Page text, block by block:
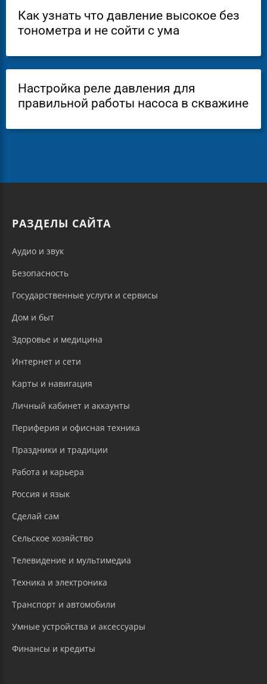
Как узнать что давление высокое без
тонометра и не сойти с ума
Настройка реле давления для
правильной работы насоса в скважине
РАЗДЕЛЫ САЙТА
Аудио и звук
Безопасность
Государственные услуги и сервисы
Дом и быт
Здоровье и медицина
Интернет и сети
Карты и навигация
Личный кабинет и аккаунты
Периферия и офисная техника
Праздники и традиции
Работа и карьера
Россия и язык
Сделай сам
Сельское хозяйство
Телевидение и мультимедиа
Техника и электроника
Транспорт и автомобили
Умные устройства и аксессуары
Финансы и кредиты